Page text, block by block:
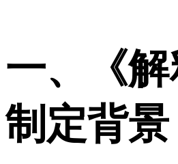
一、《
制定背景